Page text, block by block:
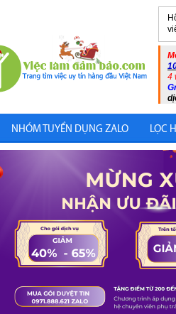
4
NHÓM TUYỂN DỤNG ZALO LỌC